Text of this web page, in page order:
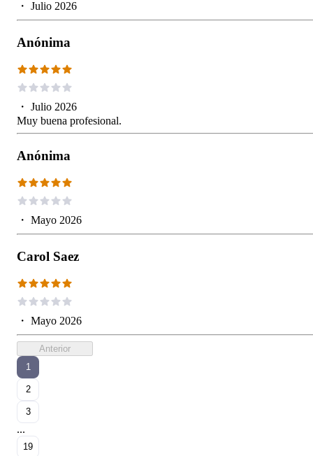
・ Julio 2026
Anónima
・ Julio 2026
Muy buena profesional.
Anónima
・ Mayo 2026
Carol Saez
・ Mayo 2026
Anterior
1
2
3
...
19